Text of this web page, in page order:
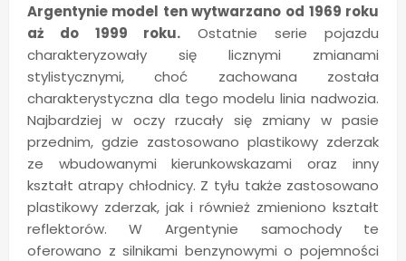
Argentynie model ten wytwarzano od 1969 roku
aż do 1999 roku. Ostatnie serie pojazdu
charakteryzowały się licznymi zmianami
stylistycznymi, choć zachowana została
charakterystyczna dla tego modelu linia nadwozia.
Najbardziej w oczy rzucały się zmiany w pasie
przednim, gdzie zastosowano plastikowy zderzak
ze wbudowanymi kierunkowskazami oraz inny
kształt atrapy chłodnicy. Z tyłu także zastosowano
plastikowy zderzak, jak i również zmieniono kształt
reflektorów. W Argentynie samochody te
oferowano z silnikami benzynowymi o pojemności